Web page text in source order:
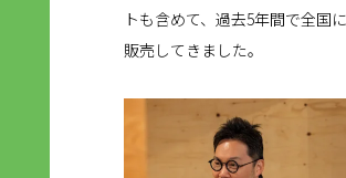
トも含めて、過去5年間で全国
販売してきました。